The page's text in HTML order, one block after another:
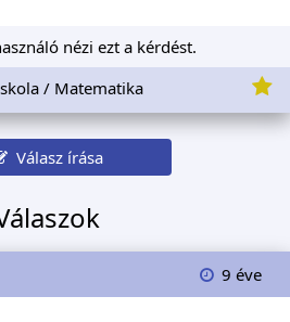
nézi ezt a kérdést.
/ Matematika
Válasz írása
9 éve